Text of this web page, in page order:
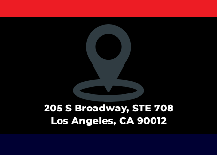
205 S Broadway, STE 708
Los Angeles, CA 90012